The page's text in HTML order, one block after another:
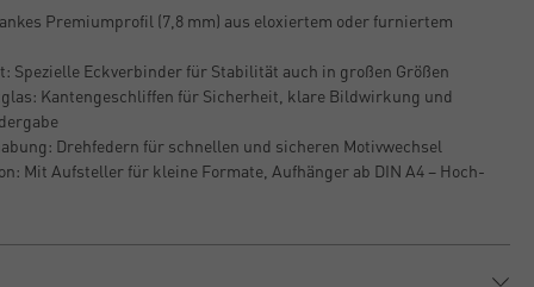
Premiumprofil (7,8 mm) aus eloxiertem oder furniertem
Spezielle Eckverbinder für Stabilität auch in großen Größen
Kantengeschliffen für Sicherheit, klare Bildwirkung und
Drehfedern für schnellen und sicheren Motivwechsel
Mit Aufsteller für kleine Formate, Aufhänger ab DIN A4 – Hoch-